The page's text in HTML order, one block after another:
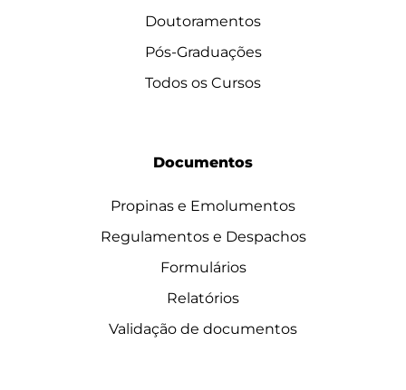
Doutoramentos
Pós-Graduações
Todos os Cursos
Documentos
Propinas e Emolumentos
Regulamentos e Despachos
Formulários
Relatórios
Validação de documentos